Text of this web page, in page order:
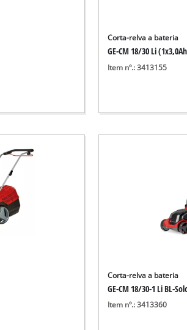
Corta-relva a bateria
GE-CM 18/30 Li
Item nº.: 3413155
Corta-relva a bateria
GE-CM 18/30-1 Li BL-
Item nº.: 3413360